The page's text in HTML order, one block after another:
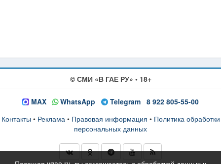
© СМИ «В ГАЕ РУ» • 18+
MAX WhatsApp Telegram 8 922 805-55-00
Контакты • Реклама• Правовая информация • Политика обработки
персональных данных